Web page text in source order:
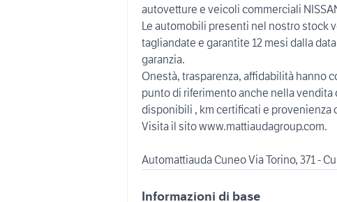
autovetture e veicoli commerciali
Le automobili presenti nel nostro stock
tagliandate e garantite 12 mesi dalla
garanzia.
Onestà, trasparenza, affidabilità hanno
punto di riferimento anche nella
disponibili , km certificati e provenienza
Visita il sito www.mattiaudagroup.com.
Automattiauda Cuneo Via Torino, 371 -
Informazioni di base